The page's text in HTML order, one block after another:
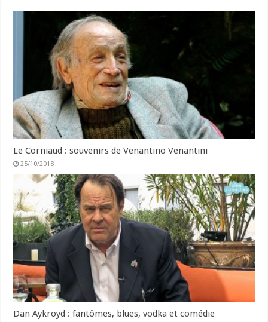
Le Corniaud : souvenirs de Venantino Venantini
25/10/2018
Dan Aykroyd : fantômes, blues, vodka et comédie